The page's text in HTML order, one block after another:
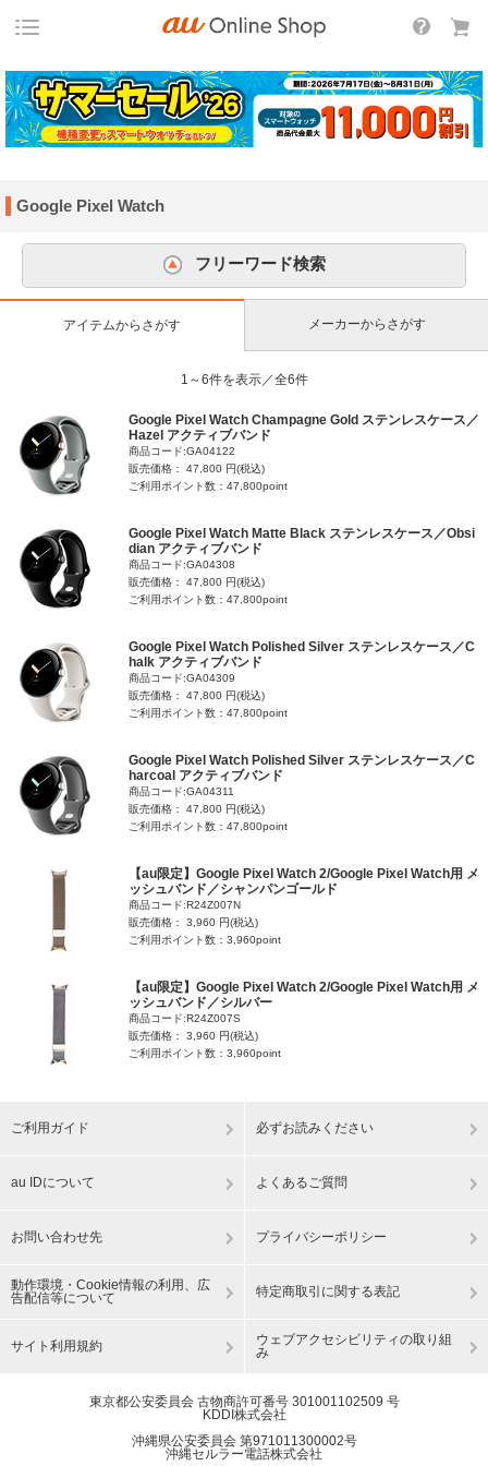
Google Pixel Watch
フリーワード検索
アイテムからさがす メーカーからさがす
1～6件を表示／全6件
Google Pixel Watch Champagne Gold ステンレスケース／
Hazel アクティブバンド
商品コード:GA04122
販売価格： 47,800 円(税込)
ご利用ポイント数：47,800point
Google Pixel Watch Matte Black ステンレスケース／Obsi
dian アクティブバンド
商品コード:GA04308
販売価格： 47,800 円(税込)
ご利用ポイント数：47,800point
Google Pixel Watch Polished Silver ステンレスケース／C
halk アクティブバンド
商品コード:GA04309
販売価格： 47,800 円(税込)
ご利用ポイント数：47,800point
Google Pixel Watch Polished Silver ステンレスケース／C
harcoal アクティブバンド
商品コード:GA04311
販売価格： 47,800 円(税込)
ご利用ポイント数：47,800point
【au限定】Google Pixel Watch 2/Google Pixel Watch用 メ
ッシュバンド／シャンパンゴールド
商品コード:R24Z007N
販売価格： 3,960 円(税込)
ご利用ポイント数：3,960point
【au限定】Google Pixel Watch 2/Google Pixel Watch用 メ
ッシュバンド／シルバー
商品コード:R24Z007S
販売価格： 3,960 円(税込)
ご利用ポイント数：3,960point
ご利用ガイド 必ずお読みください
au IDについて よくあるご質問
お問い合わせ先 プライバシーポリシー
動作環境・Cookie情報の利用、広
告配信等について
特定商取引に関する表記
サイト利用規約
ウェブアクセシビリティの取り組
み
東京都公安委員会 古物商許可番号 301001102509 号
KDDI株式会社
沖縄県公安委員会 第971011300002号
沖縄セルラー電話株式会社